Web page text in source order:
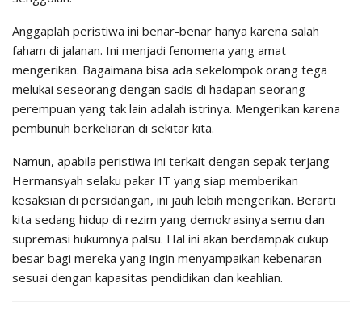
Anggaplah peristiwa ini benar-benar hanya karena salah
faham di jalanan. Ini menjadi fenomena yang amat
mengerikan. Bagaimana bisa ada sekelompok orang tega
melukai seseorang dengan sadis di hadapan seorang
perempuan yang tak lain adalah istrinya. Mengerikan karena
pembunuh berkeliaran di sekitar kita.
Namun, apabila peristiwa ini terkait dengan sepak terjang
Hermansyah selaku pakar IT yang siap memberikan
kesaksian di persidangan, ini jauh lebih mengerikan. Berarti
kita sedang hidup di rezim yang demokrasinya semu dan
supremasi hukumnya palsu. Hal ini akan berdampak cukup
besar bagi mereka yang ingin menyampaikan kebenaran
sesuai dengan kapasitas pendidikan dan keahlian.